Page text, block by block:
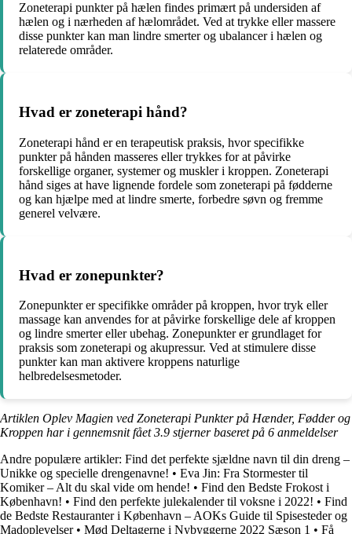
Zoneterapi punkter på hælen findes primært på undersiden af
hælen og i nærheden af hælområdet. Ved at trykke eller massere
disse punkter kan man lindre smerter og ubalancer i hælen og
relaterede områder.
Hvad er zoneterapi hånd?
Zoneterapi hånd er en terapeutisk praksis, hvor specifikke
punkter på hånden masseres eller trykkes for at påvirke
forskellige organer, systemer og muskler i kroppen. Zoneterapi
hånd siges at have lignende fordele som zoneterapi på fødderne
og kan hjælpe med at lindre smerte, forbedre søvn og fremme
generel velvære.
Hvad er zonepunkter?
Zonepunkter er specifikke områder på kroppen, hvor tryk eller
massage kan anvendes for at påvirke forskellige dele af kroppen
og lindre smerter eller ubehag. Zonepunkter er grundlaget for
praksis som zoneterapi og akupressur. Ved at stimulere disse
punkter kan man aktivere kroppens naturlige
helbredelsesmetoder.
Artiklen Oplev Magien ved Zoneterapi Punkter på Hænder, Fødder og
Kroppen har i gennemsnit fået3.9 stjerner baseret på 6 anmeldelser
Andre populære artikler: Find det perfekte sjældne navn til din dreng –
Unikke og specielle drengenavne! • Eva Jin: Fra Stormester til
Komiker – Alt du skal vide om hende! • Find den Bedste Frokost i
København! • Find den perfekte julekalender til voksne i 2022! • Find
de Bedste Restauranter i København – AOKs Guide til Spisesteder og
Madoplevelser• Mød Deltagerne i Nybyggerne 2022 Sæson 1 • Få